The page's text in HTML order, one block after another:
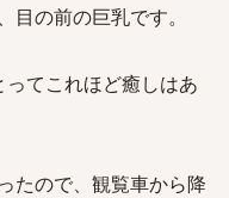
の前の巨乳です。
てこれほど癒しはあ
たので、観覧車から降